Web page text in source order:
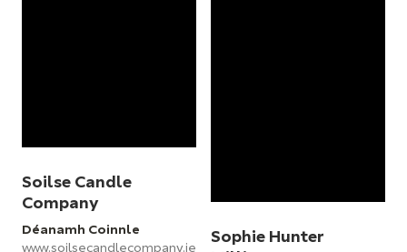
Soilse Candle
Company
Déanamh Coinnle
www.soilsecandlecompany.ie
Sophie Hunter